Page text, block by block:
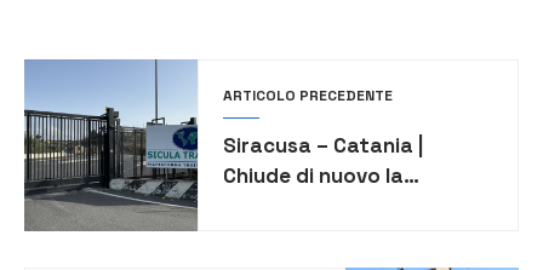
ARTICOLO PRECEDENTE
Siracusa – Catania |
Chiude di nuovo la